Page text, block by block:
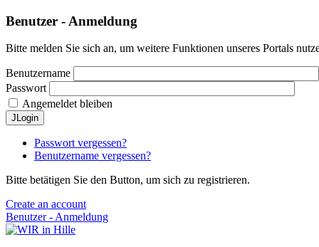
Benutzer - Anmeldung
Bitte melden Sie sich an, um weitere Funktionen unseres Portals
Benutzername
Passwort
Angemeldet bleiben
JLogin
Passwort vergessen?
Benutzername vergessen?
Bitte betätigen Sie den Button, um sich zu registrieren.
Create an account
Benutzer - Anmeldung